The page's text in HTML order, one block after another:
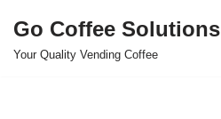
Skip
Go Coffee Solutions
Your Quality Vending Coffee